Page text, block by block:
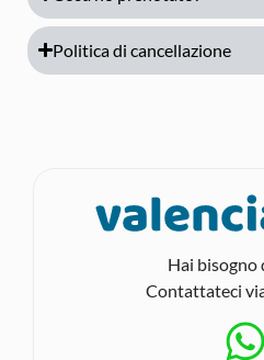
Politica di cancellazione
Hai bisogno
Contattateci